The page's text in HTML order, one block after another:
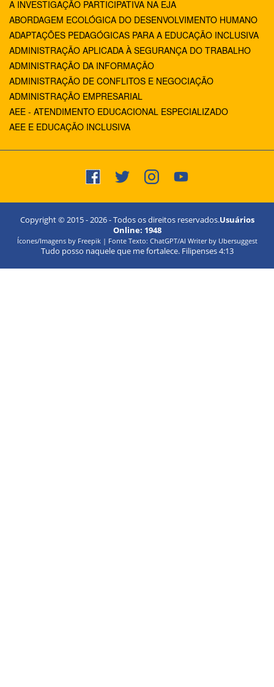
A INVESTIGAÇÃO PARTICIPATIVA NA EJA
ABORDAGEM ECOLÓGICA DO DESENVOLVIMENTO HUMANO
ADAPTAÇÕES PEDAGÓGICAS PARA A EDUCAÇÃO INCLUSIVA
ADMINISTRAÇÃO APLICADA À SEGURANÇA DO TRABALHO
ADMINISTRAÇÃO DA INFORMAÇÃO
ADMINISTRAÇÃO DE CONFLITOS E NEGOCIAÇÃO
ADMINISTRAÇÃO EMPRESARIAL
AEE - ATENDIMENTO EDUCACIONAL ESPECIALIZADO
AEE E EDUCAÇÃO INCLUSIVA
Copyright © 2015 -2026- Todos os direitos reservados.Usuários
Online: 1948
Ícones/Imagens by Freepik | Fonte Texto: ChatGPT/AI Writer by Ubersuggest
Tudo posso naquele que me fortalece. Filipenses 4:13